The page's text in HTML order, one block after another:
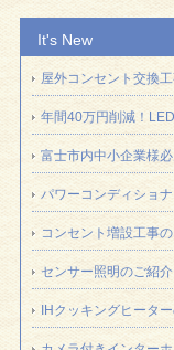
It's New
屋外コンセント交換
年間40万円削減！
富士市内中小企業様
パワーコンディショ
コンセント増設工事
センサー照明のご紹
IHクッキングヒータ